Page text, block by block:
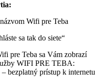
Wifi pre Teba
sa tak do siete“
pre Teba sa Vám zobrazí
WIFI PRE TEBA:
bezplatný prístup k internetu